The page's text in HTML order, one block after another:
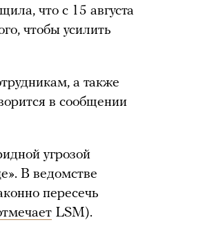
что с 15 августа
чтобы усилить
а также
в сообщении
угрозой
В ведомстве
пересечь
LSM).